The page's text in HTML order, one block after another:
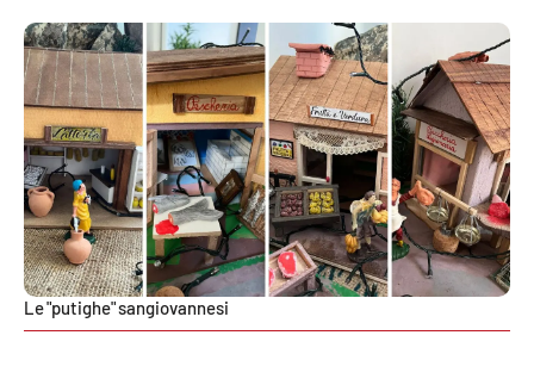
Lacitymag.it
Lacapitalenews.it
Ilreggino.it
Cosenzachannel.it
Ilvibonese.it
Le "putighe" sangiovannesi